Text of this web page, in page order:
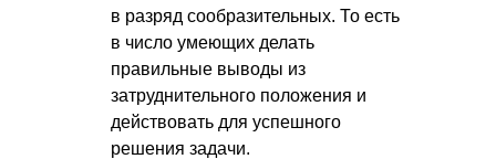
в разряд сообразительных. То есть
в число умеющих делать
правильные выводы из
затруднительного положения и
действовать для успешного
решения задачи.